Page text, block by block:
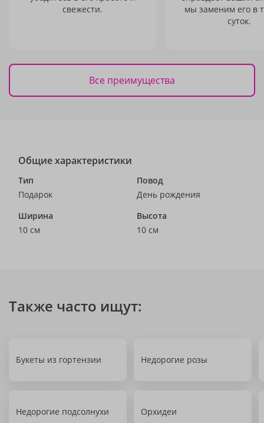
свежести.
мы заменим его в
суток.
Все преимущества
Общие характеристики
Тип
Подарок
Повод
День рождения
Ширина
10 см
Высота
10 см
Также часто ищут:
Букеты из гортензии Недорогие розы
Недорогие подсолнухи Орхидеи